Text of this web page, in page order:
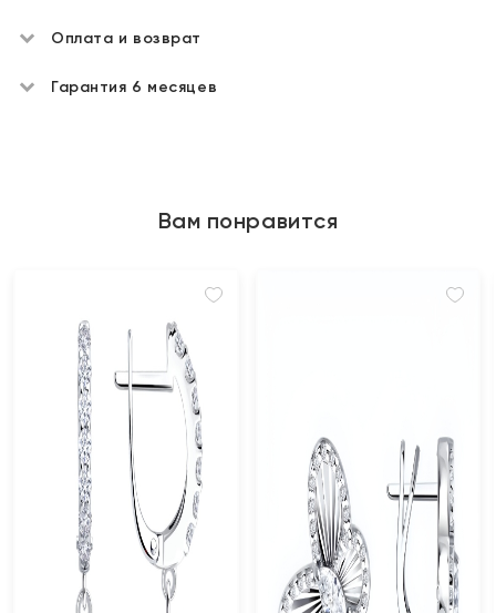
Оплата и возврат
Гарантия 6 месяцев
Вам понравится